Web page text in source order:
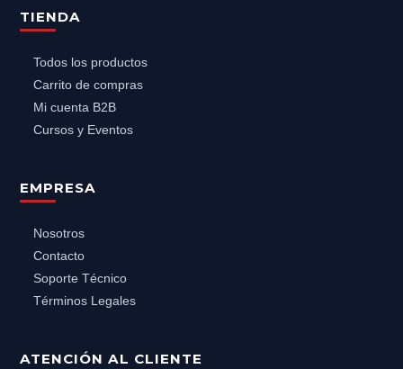
TIENDA
Todos los productos
Carrito de compras
Mi cuenta B2B
Cursos y Eventos
EMPRESA
Nosotros
Contacto
Soporte Técnico
Términos Legales
ATENCIÓN AL CLIENTE